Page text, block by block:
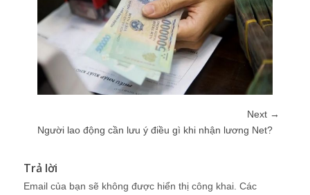
Next →
Người lao động cần lưu ý điều gì khi nhận lương Net?
Trả lời
Email của bạn sẽ không được hiển thị công khai. Các